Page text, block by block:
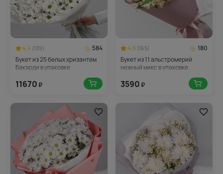
4.4 (139)
584
Букет из 25 белых хризантем
Бакарди в упаковке
11670 ₽
4.6 (165)
180
Букет из 11 альстромерий
нежный микс в упаковке
3590 ₽